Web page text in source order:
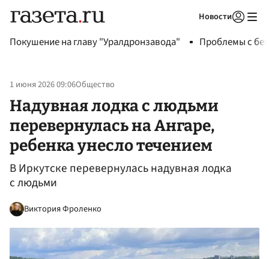
Новости
Покушение на главу "Уралдронзавода" Проблемы с
1 июня 2026 09:06Общество
Надувная лодка с людьми
перевернулась на Ангаре,
ребенка унесло течением
В Иркутске перевернулась надувная лодка
с людьми
Виктория Фроленко